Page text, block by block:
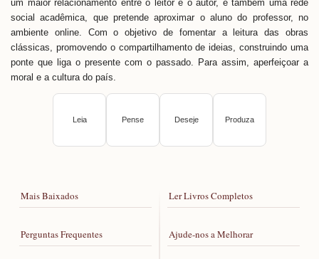
um maior relacionamento entre o leitor e o autor, é também uma rede
social acadêmica, que pretende aproximar o aluno do professor, no
ambiente online. Com o objetivo de fomentar a leitura das obras
clássicas, promovendo o compartilhamento de ideias, construindo uma
ponte que liga o presente com o passado. Para assim, aperfeiçoar a
moral e a cultura do país.
Leia Pense Deseje Produza
Mais Baixados
Perguntas Frequentes
Ler Livros Completos
Ajude-nos a Melhorar